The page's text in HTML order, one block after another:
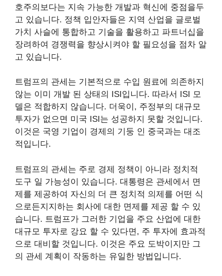
호주의보다는 지속 가능한 개발과 혁신에 중점을두
고 있습니다. 정책 입안자들은 지역 산업을 글로벌
가치 사슬에 통합하고 기술을 활용하고 파트너십을
장려하여 경쟁력을 향상시켜야 할 필요성을 점차 알
고 있습니다.
트럼프의 관세는 기본적으로 수입 원료에 의존하지
않는 이미 개발 된 상태의 ISI입니다. 따라서 ISI 모
델은 적합하지 않습니다. 더욱이, 주정부의 대규모
투자가 없으면 미국 ISI는 성공하지 못할 것입니다.
이것은 국영 기업이 경제의 기둥 인 중국과는 대조
적입니다.
트럼프의 관세는 주로 경제 정책이 아니라 정치적
도구 일 가능성이 있습니다. 대통령은 관세에서 면
제를 제공하여 자신의 더 큰 정치적 의제를 어떤 식
으로든지지하는 회사에 대한 면제를 제공 할 수 있
습니다. 트럼프가 그러한 기업을 주요 산업에 대한
대규모 투자로 강요 할 수 있다면, 주 투자에 효과적
으로 대비할 것입니다. 이것은 주요 도박이지만 그
의 관세 계획이 작동하는 유일한 방법입니다.